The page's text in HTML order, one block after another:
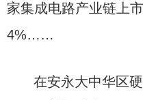
家集成电路产业链上
4%……
在安永大中华区